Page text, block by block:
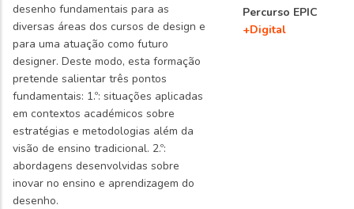
desenho fundamentais para as
diversas áreas dos cursos de design e
para uma atuação como futuro
designer. Deste modo, esta formação
pretende salientar três pontos
fundamentais: 1.º: situações aplicadas
em contextos académicos sobre
estratégias e metodologias além da
visão de ensino tradicional. 2.º:
abordagens desenvolvidas sobre
inovar no ensino e aprendizagem do
desenho.
Percurso EPIC
+Digital